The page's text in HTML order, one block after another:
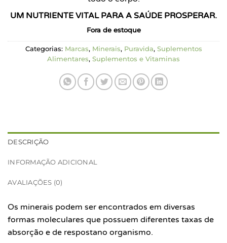
UM NUTRIENTE VITAL PARA A SAÚDE PROSPERAR.
Fora de estoque
Categorias: Marcas, Minerais, Puravida, Suplementos
Alimentares, Suplementos e Vitaminas
DESCRIÇÃO
INFORMAÇÃO ADICIONAL
AVALIAÇÕES (0)
Os minerais podem ser encontrados em diversas
formas moleculares que possuem diferentes taxas de
absorção e de respostano organismo.